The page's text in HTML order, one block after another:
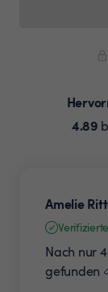
4.89
Amelie
Nach nur
gefunden